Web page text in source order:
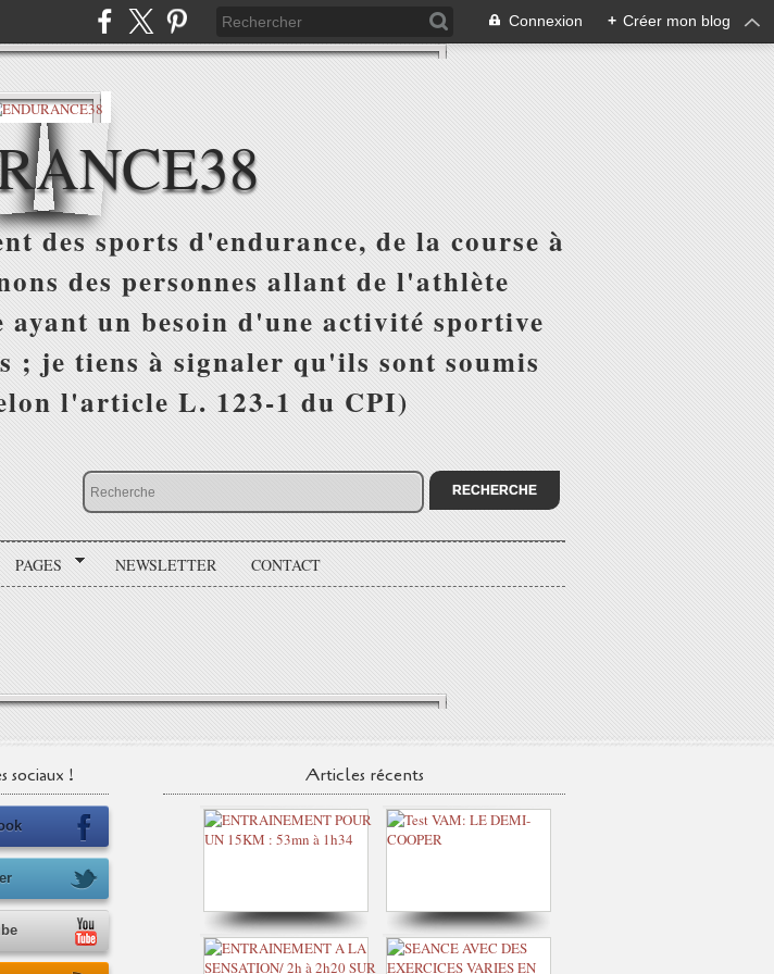
Connexion + Créer mon blog
des sports d'endurance, de la course à
des personnes allant de l'athlète
un besoin d'une activité sportive
; je tiens à signaler qu'ils sont soumis
l'article L. 123-1 du CPI)
PAGES NEWSLETTER CONTACT
sociaux ! Articles récents